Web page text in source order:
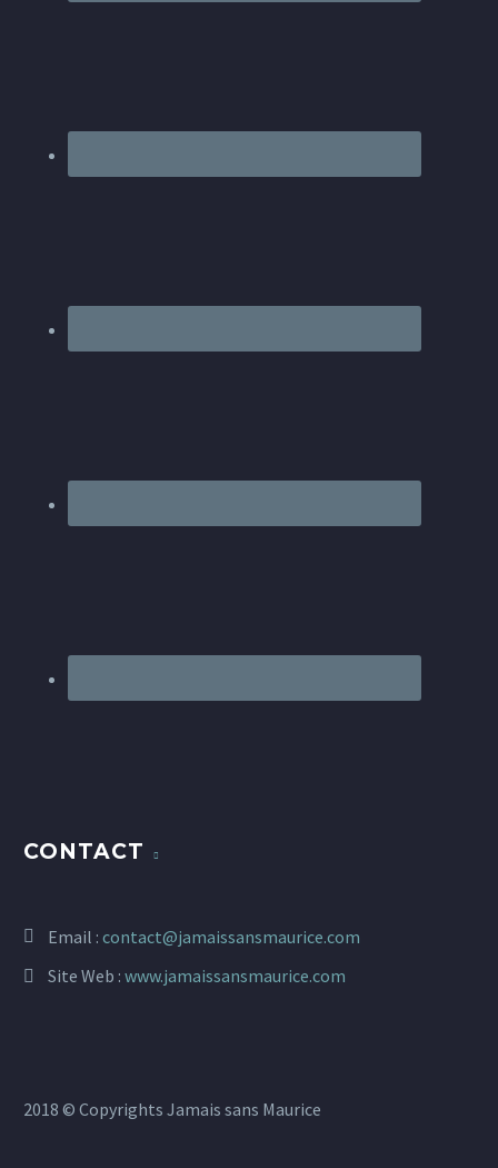
CONTACT
Email : contact@jamaissansmaurice.com
Site Web : www.jamaissansmaurice.com
2018 © Copyrights Jamais sans Maurice